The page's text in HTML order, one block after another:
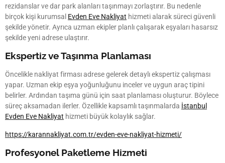
rezidanslar ve dar park alanları taşınmayı zorlaştırır. Bu nedenle
birçok kişi kurumsal Evden Eve Nakliyat hizmeti alarak süreci güvenli
şekilde yönetir. Ayrıca uzman ekipler planlı çalışarak eşyaları hasarsız
şekilde yeni adrese ulaştırır.
Ekspertiz ve Taşınma Planlaması
Öncelikle nakliyat firması adrese gelerek detaylı ekspertiz çalışması
yapar. Uzman ekip eşya yoğunluğunu inceler ve uygun araç tipini
belirler. Ardından taşıma günü için saat planlaması oluşturur. Böylece
süreç aksamadan ilerler. Özellikle kapsamlı taşınmalarda İstanbul
Evden Eve Nakliyat hizmeti büyük kolaylık sağlar.
https://karannakliyat.com.tr/evden-eve-nakliyat-hizmeti/
Profesyonel Paketleme Hizmeti